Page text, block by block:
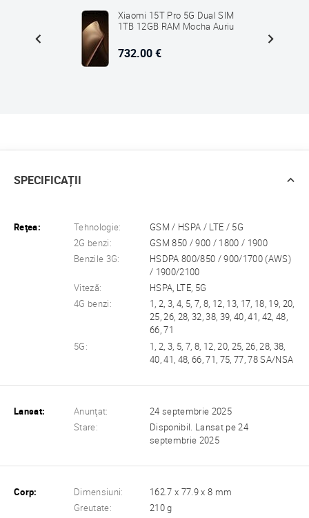
Xiaomi 15T Pro 5G Dual SIM
1TB 12GB RAM Mocha Auriu
732.00 €
SPECIFICAȚII
Reţea: Tehnologie:
GSM / HSPA / LTE / 5G
2G benzi:
GSM 850 / 900 / 1800 / 1900
Benzile 3G:
HSDPA 800/850 / 900/1700 (AWS)
/ 1900/2100
Viteză:
HSPA, LTE, 5G
4G benzi:
1, 2, 3, 4, 5, 7, 8, 12, 13, 17, 18, 19, 20,
25, 26, 28, 32, 38, 39, 40, 41, 42, 48,
66, 71
5G:
1, 2, 3, 5, 7, 8, 12, 20, 25, 26, 28, 38,
40, 41, 48, 66, 71, 75, 77, 78 SA/NSA
Lansat: Anunţat:
24 septembrie 2025
Stare:
Disponibil. Lansat pe 24
septembrie 2025
Corp: Dimensiuni:
162.7 x 77.9 x 8 mm
Greutate:
210 g